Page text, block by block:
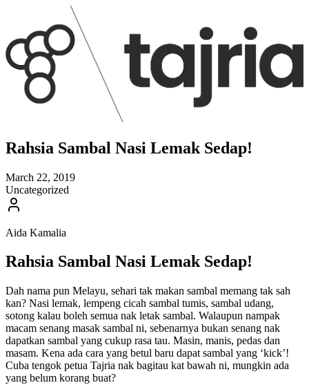
Rahsia Sambal Nasi Lemak Sedap!
March 22, 2019
Uncategorized
Aida Kamalia
Rahsia Sambal Nasi Lemak Sedap!
Dah nama pun Melayu, sehari tak makan sambal memang tak sah
kan? Nasi lemak, lempeng cicah sambal tumis, sambal udang,
sotong kalau boleh semua nak letak sambal. Walaupun nampak
macam senang masak sambal ni, sebenarnya bukan senang nak
dapatkan sambal yang cukup rasa tau. Masin, manis, pedas dan
masam. Kena ada cara yang betul baru dapat sambal yang ‘kick’!
Cuba tengok petua Tajria nak bagitau kat bawah ni, mungkin ada
yang belum korang buat?